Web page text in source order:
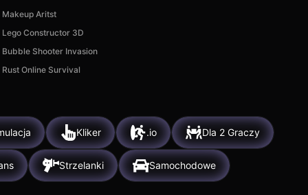
Makeup Aritst
Lego Constructor 3D
Bubble Shooter Invasion
Rust Online Survival
Kliker .io Dla 2 Graczy
Strzelanki Samochodowe